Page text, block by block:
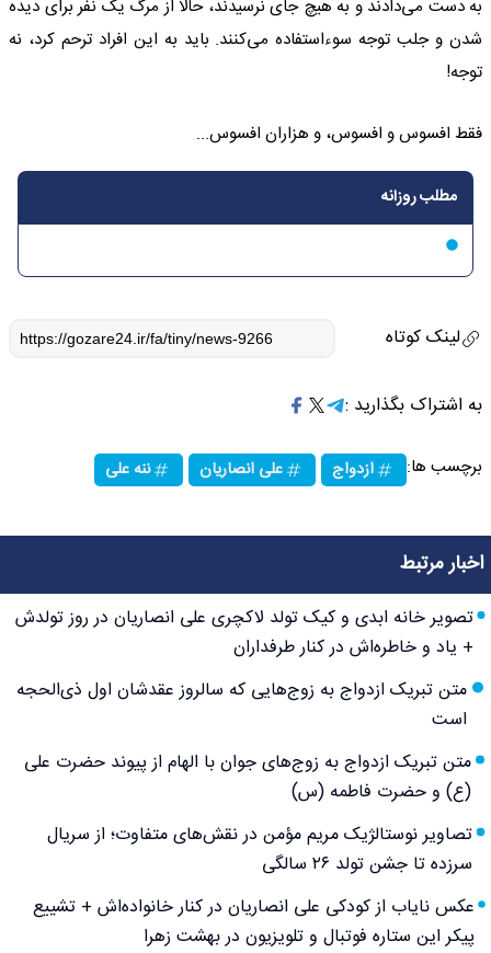
به دست می‌دادند و به هیچ جای نرسیدند، حالا از مرگ یک نفر برای دیده
شدن و جلب توجه سوءاستفاده می‌کنند. باید به این افراد ترحم کرد، نه
توجه!
فقط افسوس و افسوس، و هزاران افسوس...
مطلب روزانه
لینک کوتاه
به اشتراک بگذارید :
برچسب ها: ازدواج علی انصاریان ننه علی
اخبار مرتبط
تصویر خانه ابدی و کیک تولد لاکچری علی انصاریان در روز تولدش
+ یاد و خاطره‌اش در کنار طرفداران
متن تبریک ازدواج به زوج‌هایی که سالروز عقدشان اول ذی‌الحجه
است
متن تبریک ازدواج به زوج‌های جوان با الهام از پیوند حضرت علی
(ع) و حضرت فاطمه (س)
تصاویر نوستالژیک مریم مؤمن در نقش‌های متفاوت؛ از سریال
سرزده تا جشن تولد ۲۶ سالگی
عکس نایاب از کودکی علی انصاریان در کنار خانواده‌اش + تشییع
پیکر این ستاره فوتبال و تلویزیون در بهشت زهرا